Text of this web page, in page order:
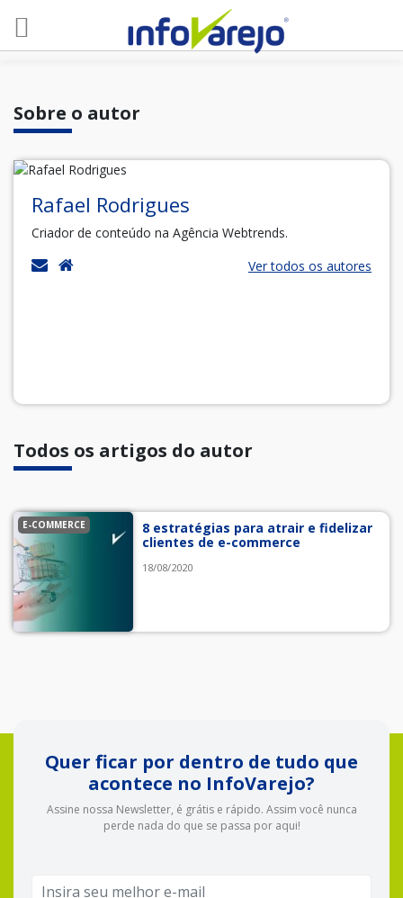
Sobre o autor
Rafael Rodrigues
Criador de conteúdo na Agência Webtrends.
Ver todos os autores
Todos os artigos do autor
E-COMMERCE
8 estratégias para atrair e fidelizar
clientes de e-commerce
18/08/2020
Quer ficar por dentro de tudo que
acontece no InfoVarejo?
Assine nossa Newsletter, é grátis e rápido. Assim você nunca
perde nada do que se passa por aqui!